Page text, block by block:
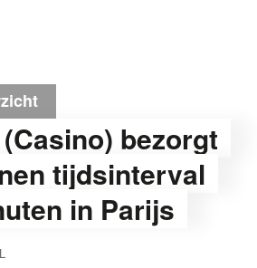
bezorgt
tijdsinterval
in Parijs